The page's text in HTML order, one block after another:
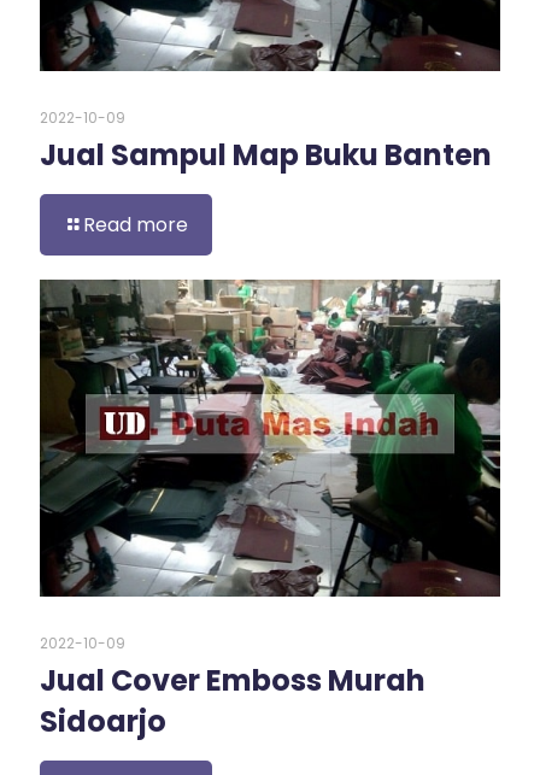
2022-10-09
Jual Sampul Map Buku Banten
Read more
2022-10-09
Jual Cover Emboss Murah
Sidoarjo